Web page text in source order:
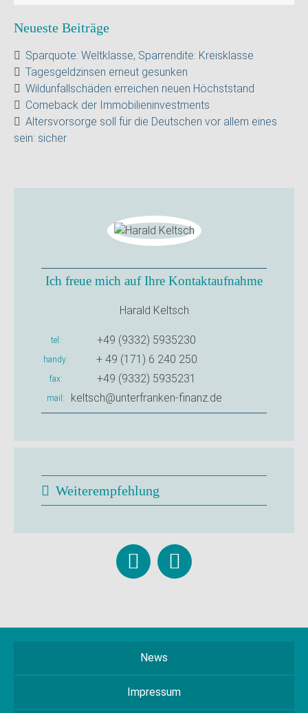
Neueste Beiträge
Sparquote: Weltklasse, Sparrendite: Kreisklasse
Tagesgeldzinsen erneut gesunken
Wildunfallschäden erreichen neuen Höchststand
Comeback der Immobilieninvestments
Altersvorsorge soll für die Deutschen vor allem eines
sein: sicher
Ich freue mich auf Ihre Kontaktaufnahme
Harald Keltsch
tel +49 (9332) 5935230
handy + 49 (171) 6 240 250
fax +49 (9332) 5935231
mail keltsch@unterfranken-finanz.de
Weiterempfehlung
News
Impressum